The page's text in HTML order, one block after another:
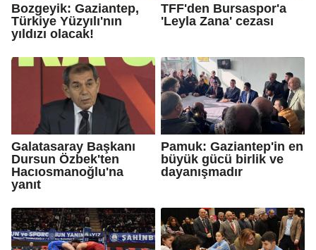
Bozgeyik: Gaziantep,
Türkiye Yüzyılı'nın
yıldızı olacak!
TFF'den Bursaspor'a
'Leyla Zana' cezası
Galatasaray Başkanı
Dursun Özbek'ten
Hacıosmanoğlu'na
yanıt
Pamuk: Gaziantep'in en
büyük gücü birlik ve
dayanışmadır